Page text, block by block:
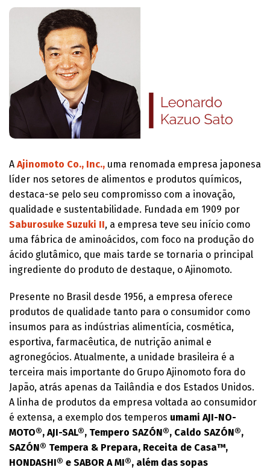
A Ajinomoto Co., Inc., uma renomada empresa japonesa
líder nos setores de alimentos e produtos químicos,
destaca-se pelo seu compromisso com a inovação,
qualidade e sustentabilidade. Fundada em 1909 por
Saburosuke Suzuki II, a empresa teve seu início como
uma fábrica de aminoácidos, com foco na produção do
ácido glutâmico, que mais tarde se tornaria o principal
ingrediente do produto de destaque, o Ajinomoto.
Presente no Brasil desde 1956, a empresa oferece
produtos de qualidade tanto para o consumidor como
insumos para as indústrias alimentícia, cosmética,
esportiva, farmacêutica, de nutrição animal e
agronegócios. Atualmente, a unidade brasileira é a
terceira mais importante do Grupo Ajinomoto fora do
Japão, atrás apenas da Tailândia e dos Estados Unidos.
A linha de produtos da empresa voltada ao consumidor
é extensa, a exemplo dos temperos umami AJI-NO-
MOTO®, AJI-SAL®, Tempero SAZÓN®, Caldo SAZÓN®,
SAZÓN® Tempera & Prepara, Receita de Casa™,
HONDASHI® e SABOR A MI®, além das sopas